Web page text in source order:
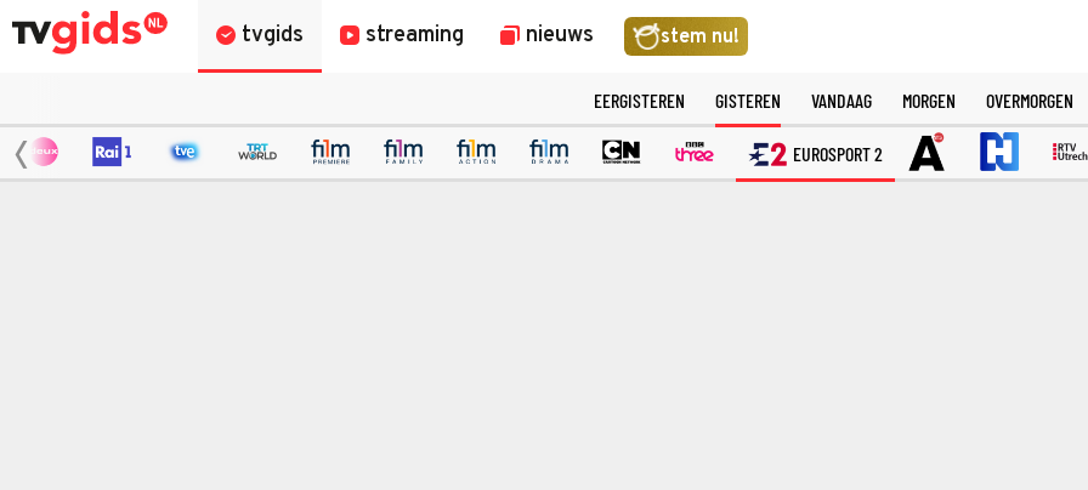
tvgids streaming nieuws stem nu!
EERGISTEREN GISTEREN VANDAAG MORGEN OVERMORGEN
EUROSPORT 2